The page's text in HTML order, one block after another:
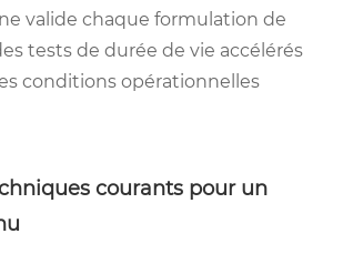
valide chaque formulation de
tests de durée de vie accélérés
conditions opérationnelles
courants pour un